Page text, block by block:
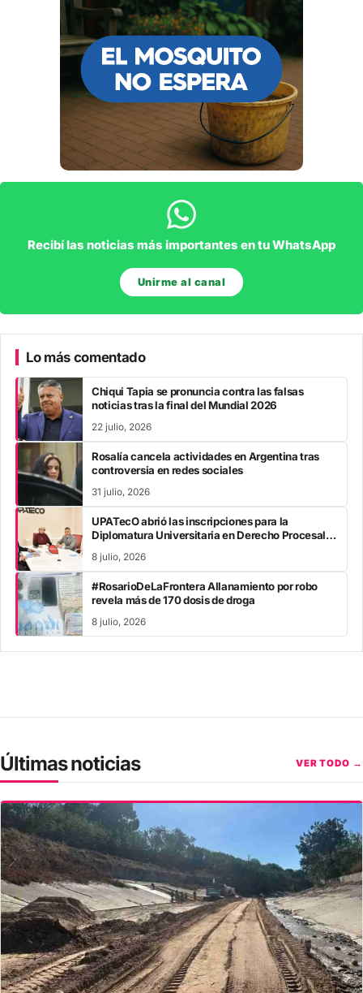
Recibí las noticias más importantes en tu WhatsApp
Unirme al canal
Lo más comentado
Chiqui Tapia se pronuncia contra las falsas
noticias tras la final del Mundial 2026
22 julio, 2026
Rosalía cancela actividades en Argentina tras
controversia en redes sociales
31 julio, 2026
UPATecO abrió las inscripciones para la
Diplomatura Universitaria en Derecho Procesal
8 julio, 2026
#RosarioDeLaFrontera Allanamiento por robo
revela más de 170 dosis de droga
8 julio, 2026
Últimas noticias VER TODO →